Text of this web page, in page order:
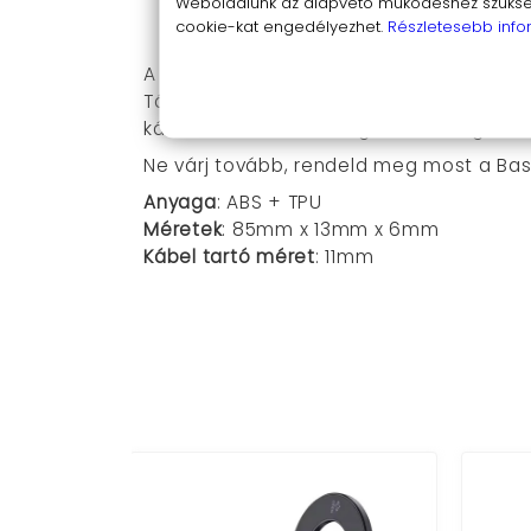
Kis méretű és könnyű:
A Baseus mágneses kábelrendező
Távolítsd el a védőfóliát a
kábelrendezőbe, és rögzítsd a
Ne várj tovább, rendeld meg most a
Anyaga: ABS + TPU
Méretek: 85mm x 13mm x 6mm
Kábel tartó méret: 11mm
cookie-kat engedélyezhet. Részletesebb